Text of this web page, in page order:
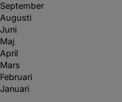
September
Augusti
Juni
Maj
April
Mars
Februari
Januari